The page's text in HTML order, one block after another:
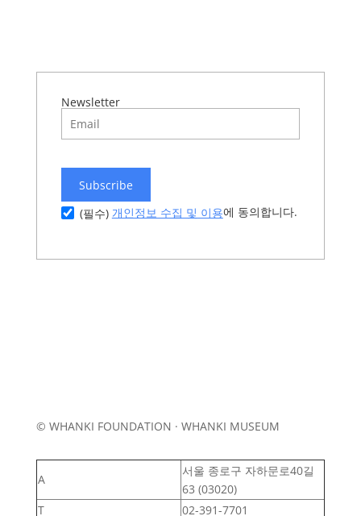
Newsletter
Subscribe
(필수) 개인정보 수집 및 이용에 동의합니다.
© WHANKI FOUNDATION · WHANKI MUSEUM
A
서울 종로구 자하문로40길
63 (03020)
T
02-391-7701